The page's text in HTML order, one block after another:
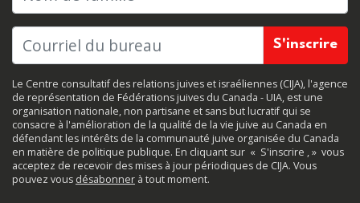
Le Centre consultatif des relations juives et israéliennes (CIJA), l'agence
de représentation de Fédérations juives du Canada - UIA, est une
organisation nationale, non partisane et sans but lucratif qui se
consacre à l'amélioration de la qualité de la vie juive au Canada en
défendant les intérêts de la communauté juive organisée du Canada
en matière de politique publique. En cliquant sur « S'inscrire , » vous
acceptez de recevoir des mises à jour périodiques de CIJA. Vous
pouvez vous désabonner à tout moment.